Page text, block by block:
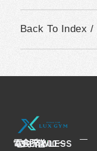
Back To Index /
電
03-
会
FLAWLESS
所
〒営
7:00〜